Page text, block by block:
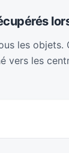
les
vers les